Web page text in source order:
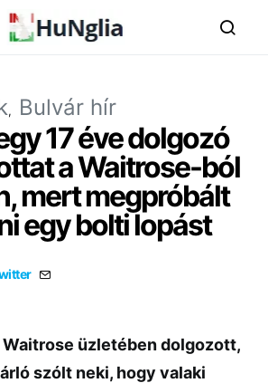
Bulvár hír
17 éve dolgozó
a Waitrose-ból
mert megpróbált
egy bolti lopást
Waitrose üzletében dolgozott,
szólt neki, hogy valaki